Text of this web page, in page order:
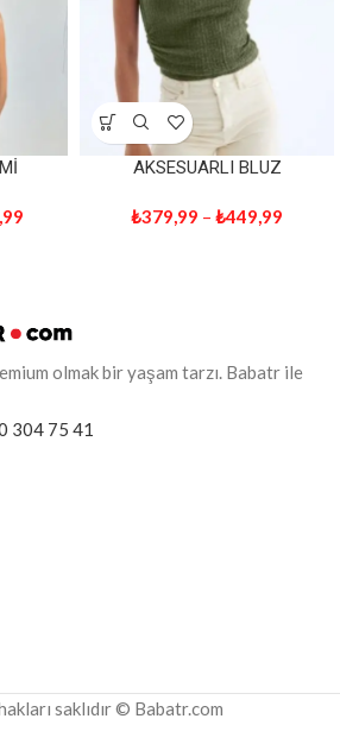
AKSESUARLI BLUZ
₺379,99 – ₺449,99
olmak bir yaşam tarzı. Babatr ile
304 75 41
saklıdır © Babatr.com